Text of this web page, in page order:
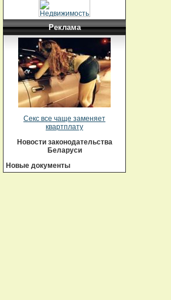
Реклама
Секс все чаще заменяет
квартплату
Новости законодательства
Беларуси
Новые документы